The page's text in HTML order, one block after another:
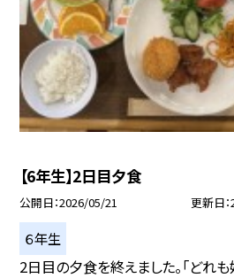
【6年生】2日目夕食
公開日 2026/05/21 更新日
６年生
2日目の夕食を終えました。「どれも